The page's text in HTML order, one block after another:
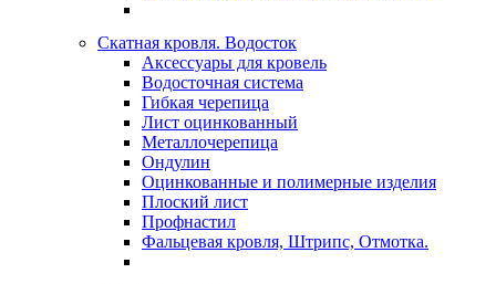
Скатная кровля. Водосток
Аксессуары для кровель
Водосточная система
Гибкая черепица
Лист оцинкованный
Металлочерепица
Ондулин
Оцинкованные и полимерные изделия
Плоский лист
Профнастил
Фальцевая кровля, Штрипс, Отмотка.